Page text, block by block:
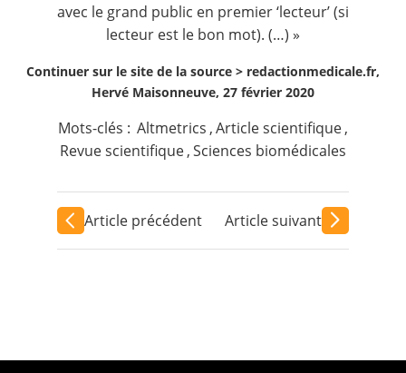
avec le grand public en premier ‘lecteur’ (si
lecteur est le bon mot). (…) »
Continuer sur le site de la source > redactionmedicale.fr,
Hervé Maisonneuve, 27 février 2020
Mots-clés : Altmetrics ,Article scientifique,
Revue scientifique,Sciences biomédicales
Article précédent Article suivant